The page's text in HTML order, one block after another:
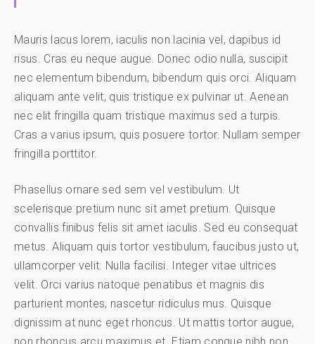
Mauris lacus lorem, iaculis non lacinia vel, dapibus id
risus. Cras eu neque augue. Donec odio nulla, suscipit
nec elementum bibendum, bibendum quis orci. Aliquam
aliquam ante velit, quis tristique ex pulvinar ut. Aenean
nec elit fringilla quam tristique maximus sed a turpis.
Cras a varius ipsum, quis posuere tortor. Nullam semper
fringilla porttitor.
Phasellus ornare sed sem vel vestibulum. Ut
scelerisque pretium nunc sit amet pretium. Quisque
convallis finibus felis sit amet iaculis. Sed eu consequat
metus. Aliquam quis tortor vestibulum, faucibus justo ut,
ullamcorper velit. Nulla facilisi. Integer vitae ultrices
velit. Orci varius natoque penatibus et magnis dis
parturient montes, nascetur ridiculus mus. Quisque
dignissim at nunc eget rhoncus. Ut mattis tortor augue,